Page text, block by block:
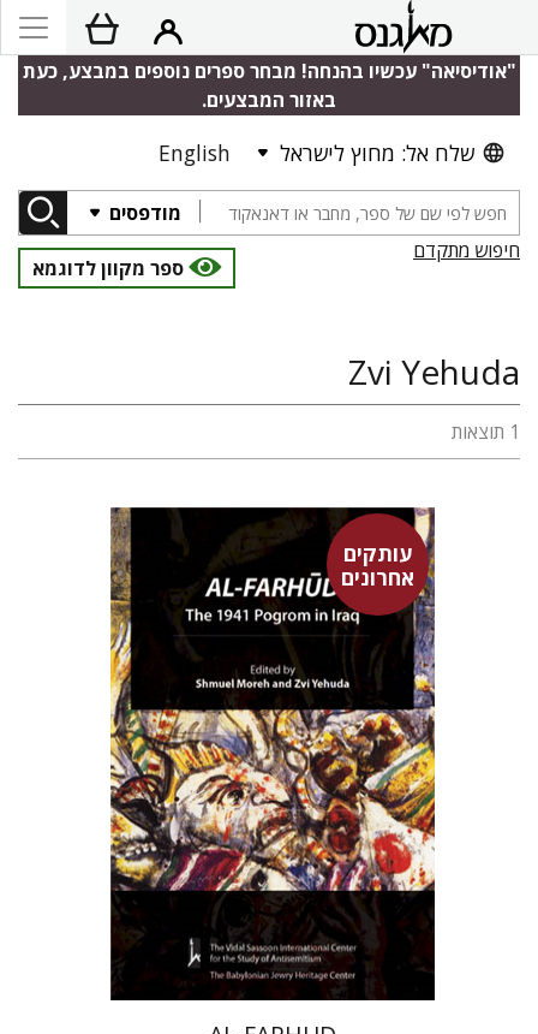
"אודיסיאה" עכשיו בהנחה! מבחר ספרים נוספים במבצע, כעת
באזור המבצעים.
שלח אל: מחוץ לישראל English
מודפסים
חיפוש מתקדם
ספר מקוון לדוגמא
Zvi Yehuda
1 תוצאות
עותקים
אחרוניםצבי יהודה שמואל מורה
$53